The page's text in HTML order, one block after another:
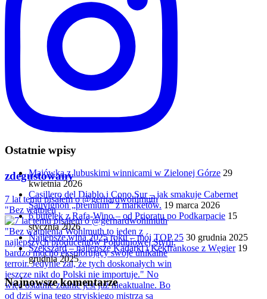
zdegustowany
7 lat temu pisałem o @gerhardwohlmuth
"Bez wątpien
Ostatnie wpisy
Majówka z lubuskimi winnicami w Zielonej Górze 29
kwietnia 2026
Casillero del Diablo i Cono Sur – jak smakuje Cabernet
Sauvignon „premium” z marketów. 19 marca 2026
6 butelek z Rafa-Wino – od Prioratu po Podkarpacie 15
stycznia 2026
Najlepsze wina 2025 roku – mój TOP 25 30 grudnia 2025
Szekszárd – najlepsze Kadarki i Kékfrankose z Węgier 19
grudnia 2025
Najnowsze komentarze